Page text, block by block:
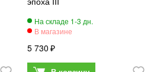
5 730